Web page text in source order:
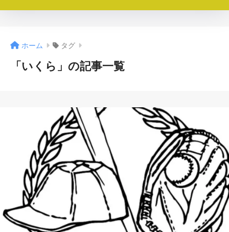
ホーム タグ
「いくら」の記事一覧